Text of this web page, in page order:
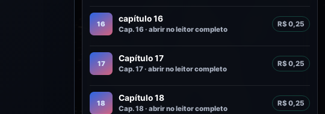
16
capítulo 16
Cap. 16 · abrir no leitor completo
R$ 0,25
17
Capítulo 17
Cap. 17 · abrir no leitor completo
R$ 0,25
18
Capítulo 18
Cap. 18 · abrir no leitor completo
R$ 0,25